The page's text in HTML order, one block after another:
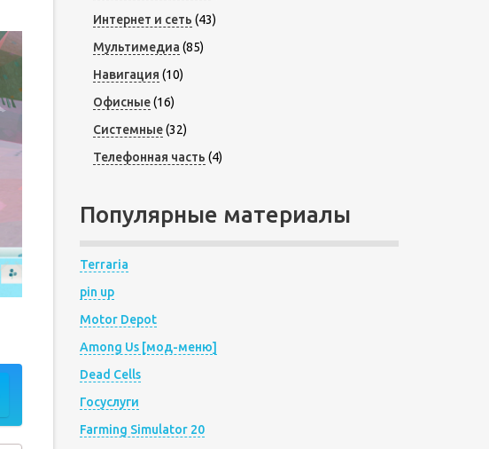
Интернет и сеть (43)
Мультимедиа (85)
Навигация (10)
Офисные(16)
Системные(32)
Телефонная часть (4)
Популярные материалы
Terraria
pin up
Motor Depot
Among Us [мод-меню]
Dead Cells
Госуслуги
Farming Simulator 20